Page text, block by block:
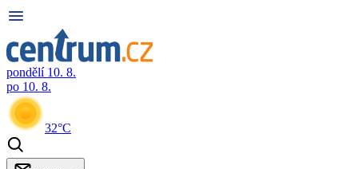
pondělí 10. 8.
po 10. 8.
32°C